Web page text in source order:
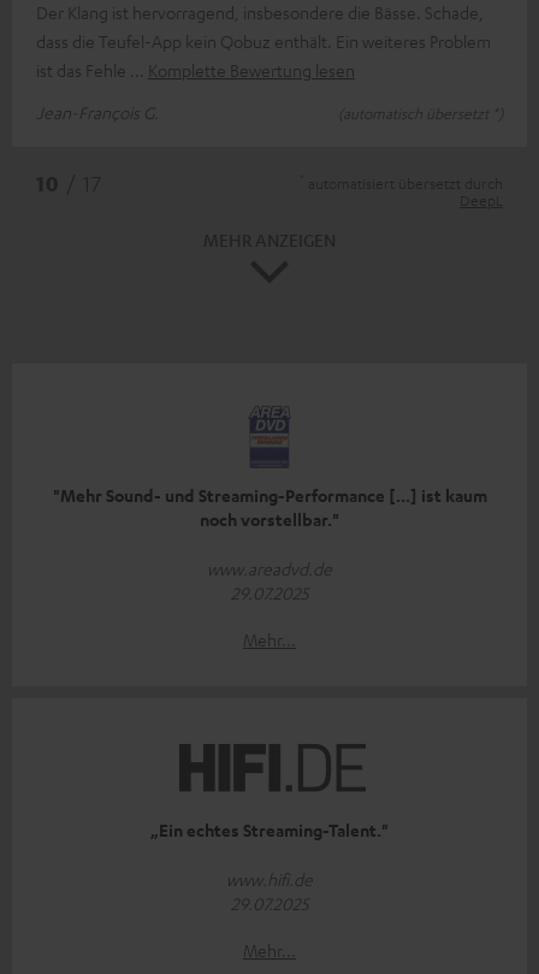
Der Klang ist hervorragend, insbesondere die Bässe. Schade,
dass die Teufel-App kein Qobuz enthält. Ein weiteres Problem
ist das Fehle
Komplette Bewertung lesen
Jean-François G.
(automatisch übersetzt *)
"Mehr Sound- und Streaming-Performance [...] ist kaum
noch vorstellbar."
www.areadvd.de
29.07.2025
Mehr...
„Ein echtes Streaming-Talent."
www.hifi.de
29.07.2025
Mehr...